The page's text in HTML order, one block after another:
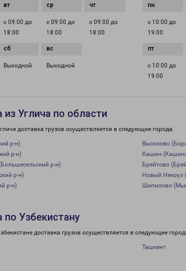
с 09:00 до
18:00
с 09:00 до
18:00
с 09:00 до
18:00
Выходной Выходной
с 10:00 до
19:00
с 10:00 до
19:00
из Углича по области
доставка грузов осуществляется в следующие города:
р-н) Высоково
р-н)
Кашин
р-н)
Брейтово
р-н)
Новый Некоуз
р-н)
Шипилово
по Узбекистану
доставка грузов осуществляется в следующие
Ташкент